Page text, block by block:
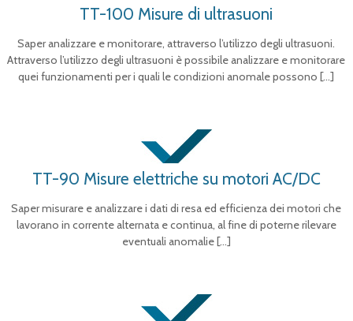
TT-100 Misure di ultrasuoni
Saper analizzare e monitorare, attraverso l’utilizzo degli ultrasuoni.
Attraverso l’utilizzo degli ultrasuoni è possibile analizzare e monitorare
quei funzionamenti per i quali le condizioni anomale possono […]
TT-90 Misure elettriche su motori AC/DC
Saper misurare e analizzare i dati di resa ed efficienza dei motori che
lavorano in corrente alternata e continua, al fine di poterne rilevare
eventuali anomalie[…]